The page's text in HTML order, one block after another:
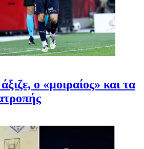
ο «μοιραίος» και τα